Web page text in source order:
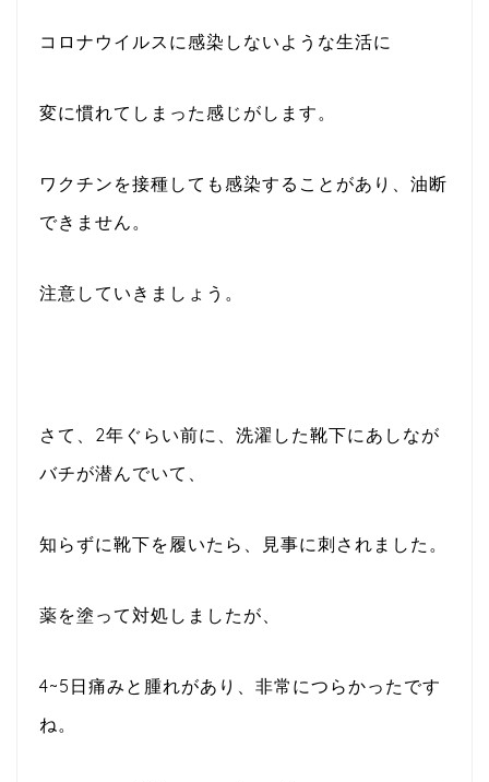
コロナウイルスに感染しないような生活に
変に慣れてしまった感じがします。
ワクチンを接種しても感染することがあり、油断
できません。
注意していきましょう。
さて、2年ぐらい前に、洗濯した靴下にあしなが
バチが潜んでいて、
知らずに靴下を履いたら、見事に刺されました。
薬を塗って対処しましたが、
4~5日痛みと腫れがあり、非常につらかったです
ね。